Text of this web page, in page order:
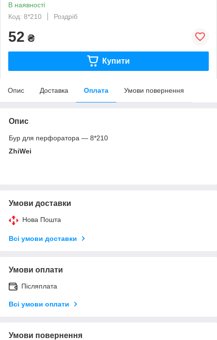
В наявності
Код: 8*210
Роздріб
52 ₴
Купити
Опис Доставка Оплата Умови повернення
Опис
Бур для перфоратора — 8*210
ZhiWei
Умови доставки
Нова Пошта
Всі умови доставки
Умови оплати
Післяплата
Всі умови оплати
Умови повернення